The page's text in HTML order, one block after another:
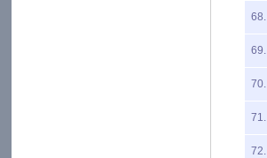
68.
69.
70.
71.
72.